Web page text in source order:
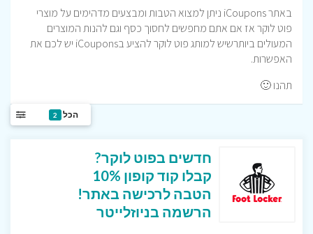
באתר iCoupons ניתן למצוא הטבות ומבצעים מדהימים על מוצרי
פוט לוקר אז אם אתם מחפשים לחסוך כסף וגם להנות המוצרים
המעולים ביותרשיש למותג פוט לוקר להציע בiCoupons יש לכם את
האפשרות.
תהנו 🙂
הכל 2
חדשים בפוט לוקר?
קבלו קוד קופון 10%
הטבה לרכישה באתר!
הרשמה בניוזלייטר